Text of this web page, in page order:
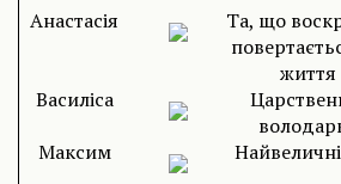
Анастасія
Та, що
життя
Василіса
Максим